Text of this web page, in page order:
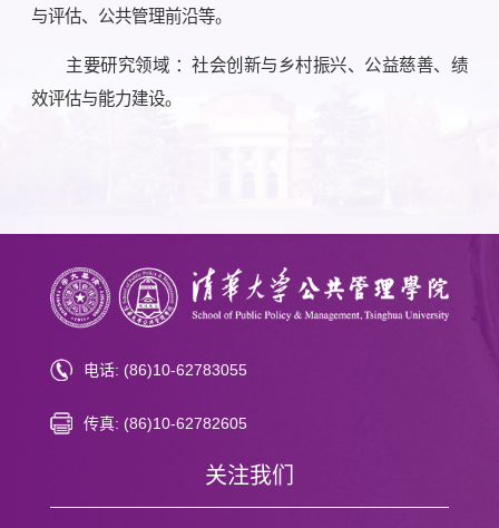
与评估、公共管理前沿等。
主要研究领域 ：社会创新与乡村振兴、公益慈善、绩
效评估与能力建设。
电话: (86)10-62783055
传真: (86)10-62782605
关注我们